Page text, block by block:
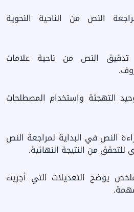
النص من الناحية النحوية
تدقيق النص من ناحية علامات
التهجئة واستخدام المصطلحات
النص في البداية لمراجعة النص
للتحقق من النتيجة النهائية.
يوضح التعديلات التي أجريت